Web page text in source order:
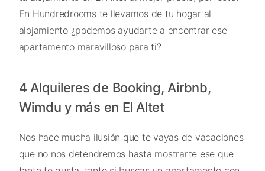
En Hundredrooms te llevamos de tu hogar al
alojamiento ¿podemos ayudarte a encontrar ese
apartamento maravilloso para ti?
4 Alquileres de Booking, Airbnb,
Wimdu y más en El Altet
Nos hace mucha ilusión que te vayas de vacaciones
que no nos detendremos hasta mostrarte ese que